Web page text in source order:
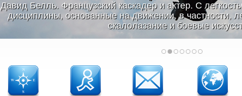
Давид Белль. Французский каскадер и актер. С
дисциплины, основанные на движении, в частности,
скалолазание и боевые